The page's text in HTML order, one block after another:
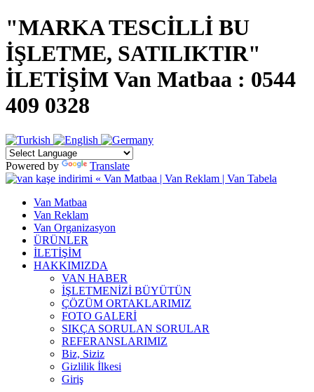
"MARKA TESCİLLİ BU
İŞLETME, SATILIKTIR"
İLETİŞİM Van Matbaa : 0544
409 0328
Powered by Translate
Van Matbaa
Van Reklam
Van Organizasyon
ÜRÜNLER
İLETİŞİM
HAKKIMIZDA
VAN HABER
İŞLETMENİZİ BÜYÜTÜN
ÇÖZÜM ORTAKLARIMIZ
FOTO GALERİ
SIKÇA SORULAN SORULAR
REFERANSLARIMIZ
Biz, Siziz
Gizlilik İlkesi
Giriş